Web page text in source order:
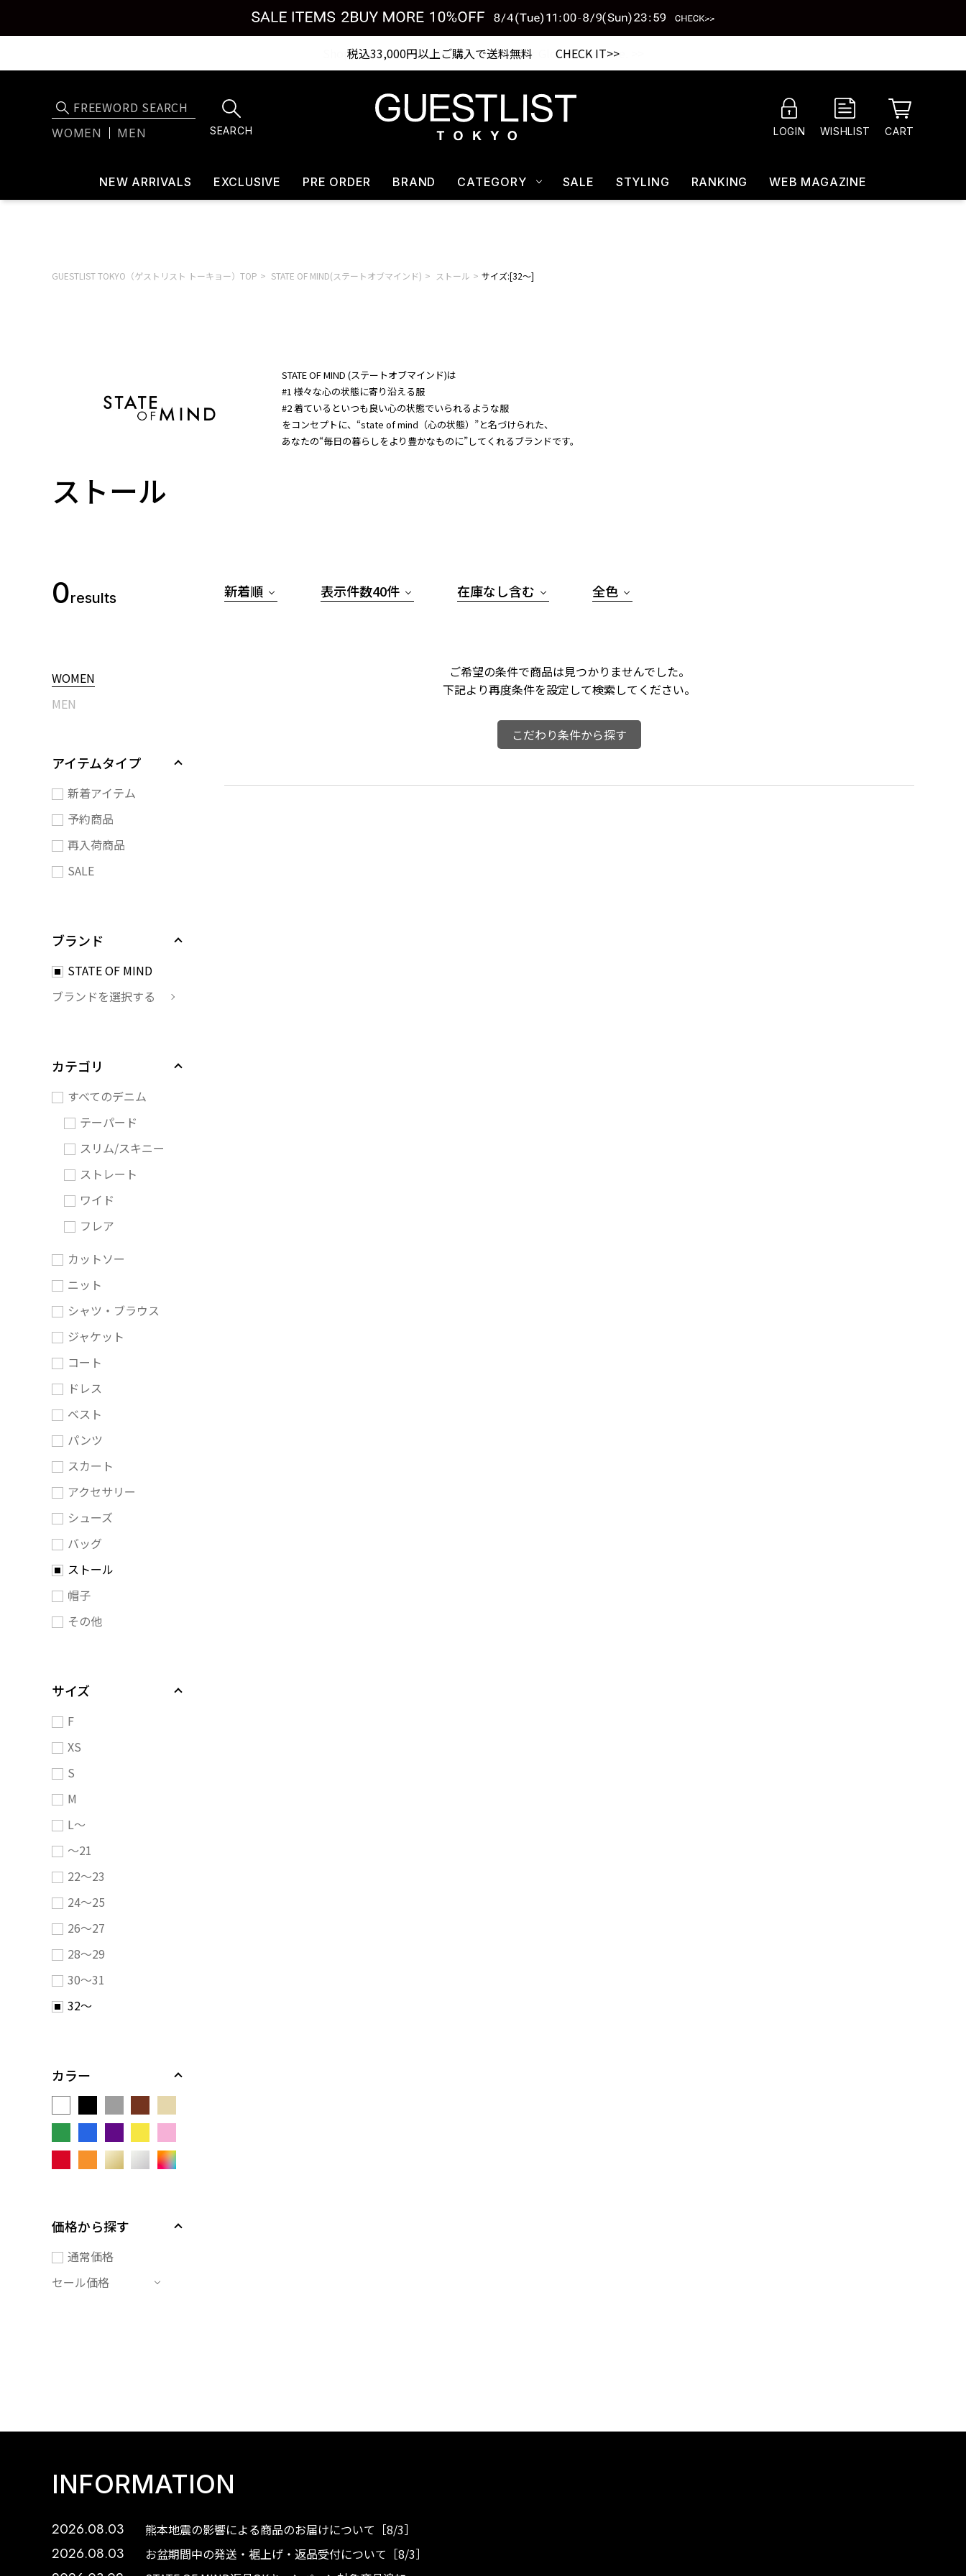
税込33,000円以上ご購入で送料無料 CHECK IT>>
WOMEN MEN SEARCH LOGIN WISHLIST CART
NEW ARRIVALS EXCLUSIVE PRE ORDER BRAND CATEGORY SALE STYLING RANKING WEB MAGAZINE
GUESTLIST TOKYO（ゲストリスト トーキョー）TOP STATE OF MIND(ステートオブマインド) ストール サイズ:[32～]
STATE OF MIND (ステートオブマインド)は
#1 様々な心の状態に寄り沿える服
#2 着ているといつも良い心の状態でいられるような服
をコンセプトに、“state of mind（心の状態）”と名づけられた、
あなたの“毎日の暮らしをより豊かなものに”してくれるブランドです。
ストール
0results
WOMEN
MEN
アイテムタイプ
新着アイテム
予約商品
再入荷商品
SALE
ブランド
STATE OF MIND
ブランドを選択する
カテゴリ
すべてのデニム
テーパード
スリム/スキニー
ストレート
ワイド
フレア
カットソー
ニット
シャツ・ブラウス
ジャケット
コート
ドレス
ベスト
パンツ
スカート
アクセサリー
シューズ
バッグ
ストール
帽子
その他
サイズ
F
XS
S
M
L～
～21
22～23
24～25
26～27
28～29
30～31
32～
カラー
価格から探す
通常価格
セール価格
新着順 表示件数40件 在庫なし含む 全色
ご希望の条件で商品は見つかりませんでした。
下記より再度条件を設定して検索してください。
こだわり条件から探す
INFORMATION
2026.08.03 熊本地震の影響による商品のお届けについて［8/3］
2026.08.03 お盆期間中の発送・裾上げ・返品受付について［8/3］